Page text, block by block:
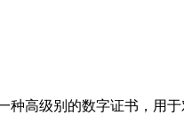
种高级别的数字证书，用